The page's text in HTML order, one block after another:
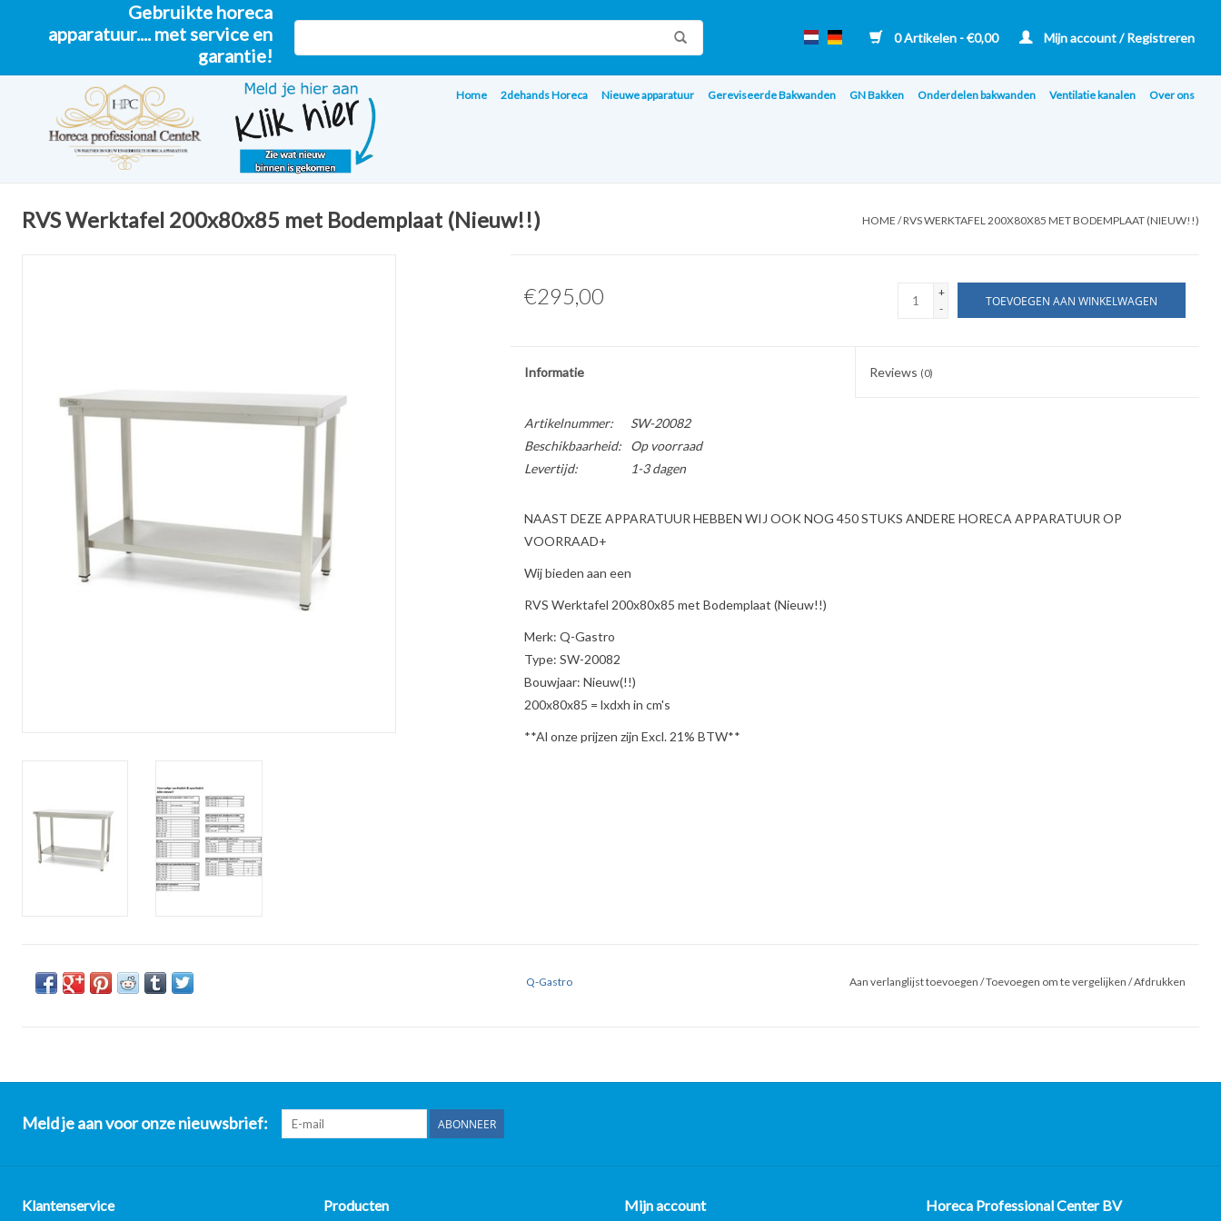
Gebruikte horeca
apparatuur.... met service en
garantie!
0 Artikelen - €0,00 Mijn account / Registreren
Home 2dehands Horeca Nieuwe apparatuur Gereviseerde Bakwanden GN Bakken Onderdelen bakwanden Ventilatie kanalen Over ons
RVS Werktafel 200x80x85 met Bodemplaat (Nieuw!!) HOME /RVS WERKTAFEL 200X80X85 MET BODEMPLAAT (NIEUW!!)
€295,00
+
-
TOEVOEGEN AAN WINKELWAGEN
Informatie Reviews (0)
Artikelnummer:
SW-20082
Beschikbaarheid:
Op voorraad
Levertijd:
1-3 dagen
NAAST DEZE APPARATUUR HEBBEN WIJ OOK NOG 450 STUKS ANDERE HORECA APPARATUUR OP
VOORRAAD+
Wij bieden aan een
RVS Werktafel 200x80x85 met Bodemplaat (Nieuw!!)
Merk: Q-Gastro
Type: SW-20082
Bouwjaar: Nieuw(!!)
200x80x85 = lxdxh in cm's
**Al onze prijzen zijn Excl. 21% BTW**
Q-Gastro Aan verlanglijst toevoegen /Toevoegen om te vergelijken /Afdrukken
Meld je aan voor onze nieuwsbrief: ABONNEER
Klantenservice Producten Mijn account Horeca Professional Center BV